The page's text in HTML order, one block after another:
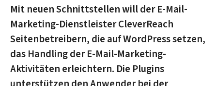
Mit neuen Schnittstellen will der E-Mail-
Marketing-Dienstleister CleverReach
Seitenbetreibern, die auf WordPress setzen,
das Handling der E-Mail-Marketing-
Aktivitäten erleichtern. Die Plugins